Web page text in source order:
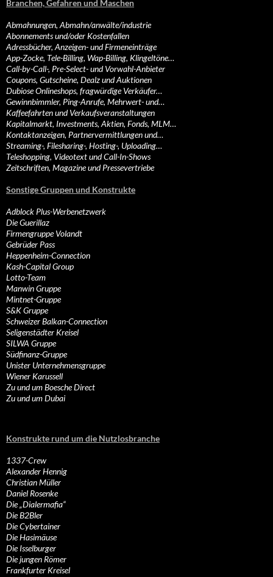
Branchen, Gefahren und Maschen
Abmahnungen, Abmahn/anwälte/industrie
Abonnements und/oder Kostenfallen
Adressbücher, Anzeigen- und Firmeneinträge
App-Zocke, Tele-Billing, Wap-Billing, Klingeltöne…
Call-by-Call-, Pre-Select- und Vorwahl-Anbieter
Coupons, Gutscheine, Dealz und Auktionen
Dubiose Onlineshops, fragwürdige Verkäufer…
Gewinnbimmler, Ping-Anrufe, Mehrwert- und…
Kaffeefahrten und Verkaufsveranstaltungen
Kapitalmarkt, Investments, Aktien, Fonds, MLM…
Kontaktanzeigen, Partnervermittlungen und…
Streaming-, Filesharing-, Hosting-, Uploading…
Teleshopping, Videotext und Call-In-Shows
Zeitschriften, Magazine und Pressevertriebe
Sonstige Gruppen und Konstrukte
Adblock Plus-Werbenetzwerk
Die Guerillaz
Firmengruppe Volandt
Gebrüder Pass
Heppenheim-Connection
Kash-Capital Group
Lotto-Team
Manwin Gruppe
Mintnet-Gruppe
S&K Gruppe
Schweizer Balkan-Connection
Seligenstädter Kreisel
SILWA Gruppe
Südfinanz-Gruppe
Unister Unternehmensgruppe
Wiener Karussell
Zu und um Boesche Direct
Zu und um Dubai
Konstrukte rund um die Nutzlosbranche
1337-Crew
Alexander Hennig
Christian Müller
Daniel Rosenke
Die „Dialermafia“
Die B2Bler
Die Cybertainer
Die Hasimäuse
Die Isselburger
Die jungen Römer
Frankfurter Kreisel